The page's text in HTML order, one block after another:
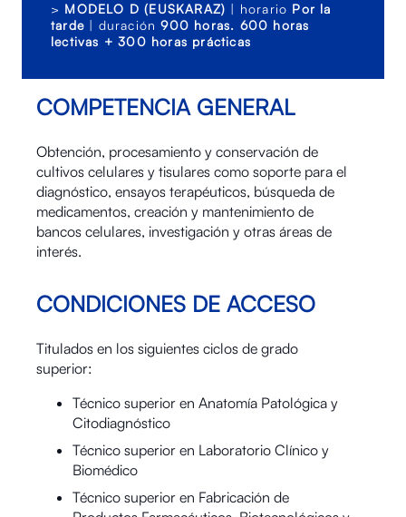
> MODELO D (EUSKARAZ) | horario Por la
tarde | duración900 horas. 600 horas
lectivas + 300 horas prácticas
COMPETENCIA GENERAL
Obtención, procesamiento y conservación de
cultivos celulares y tisulares como soporte para el
diagnóstico, ensayos terapéuticos, búsqueda de
medicamentos, creación y mantenimiento de
bancos celulares, investigación y otras áreas de
interés.
CONDICIONES DE ACCESO
Titulados en los siguientes ciclos de grado
superior:
Técnico superior en Anatomía Patológica y
Citodiagnóstico
Técnico superior en Laboratorio Clínico y
Biomédico
Técnico superior en Fabricación de